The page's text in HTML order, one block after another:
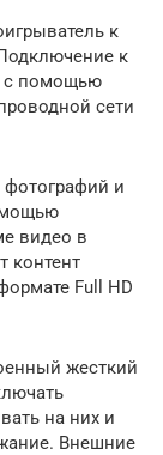
к
к
с помощью
сети
и
видео в
контент
Full HD
жесткий
на них и
Внешние